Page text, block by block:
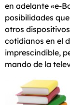
en adelante «e-
posibilidades
otros
cotidianos en el
imprescindible,
mando de la